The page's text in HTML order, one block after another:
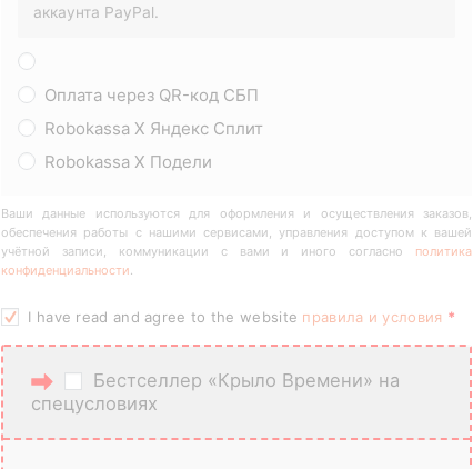
аккаунта PayPal.
Оплата через QR-код СБП
Robokassa X Яндекс Сплит
Robokassa Х Подели
Ваши данные используются для оформления и осуществления заказов,
обеспечения работы с нашими сервисами, управления доступом к вашей
учётной записи, коммуникации с вами и иного согласно политика
конфиденциальности.
I have read and agree to the website правила и условия *
Бестселлер «Крыло Времени» на
спецусловиях